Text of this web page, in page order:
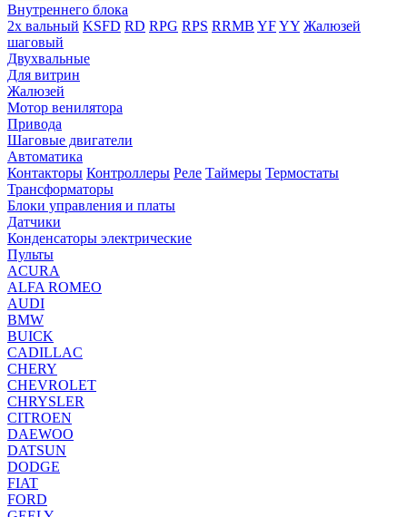
Внутреннего блока
2х вальный KSFD RD RPG RPS RRMB YFYY Жалюзей
шаговый
Двухвальные
Для витрин
Жалюзей
Мотор венилятора
Привода
Шаговые двигатели
Автоматика
Контакторы Контроллеры Реле Таймеры Термостаты
Трансформаторы
Блоки управления и платы
Датчики
Конденсаторы электрические
Пульты
ACURA
ALFA ROMEO
AUDI
BMW
BUICK
CADILLAC
CHERY
CHEVROLET
CHRYSLER
CITROEN
DAEWOO
DATSUN
DODGE
FIAT
FORD